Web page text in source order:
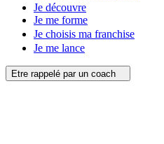
Je découvre
Je me forme
Je choisis ma franchise
Je me lance
Etre rappelé par un coach